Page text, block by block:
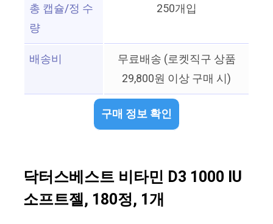
총 캡슐/정 수
량
250개입
배송비
무료배송 (로켓직구 상품
29,800원 이상 구매 시)
구매 정보 확인
닥터스베스트 비타민 D3 1000 IU
소프트젤, 180정, 1개